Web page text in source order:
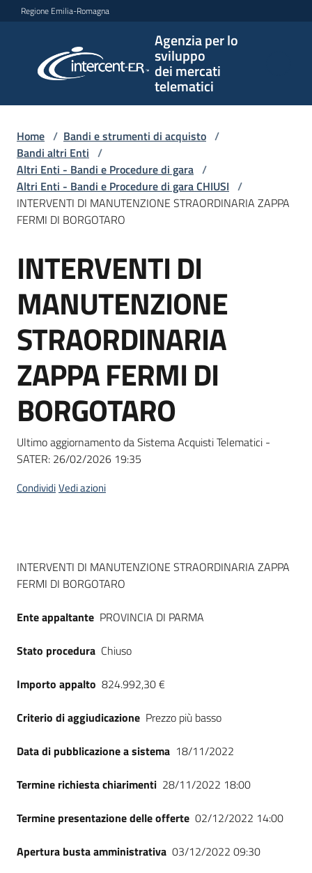
Vai al contenuto
Vai alla navigazione
Vai al footer
Regione Emilia-Romagna
Agenzia per lo
sviluppo
dei mercati
telematici
per lo
sviluppo
telematici
L'Agenzia
Bandi
di
Supporto
telematiche
site
su
Home / Bandi e strumenti di acquisto /
Bandi altri Enti /
Altri Enti - Bandi e Procedure di gara /
Altri Enti - Bandi e Procedure di gara CHIUSI /
INTERVENTI DI MANUTENZIONE STRAORDINARIA ZAPPA
FERMI DI BORGOTARO
Salta al contenuto
INTERVENTI DI
MANUTENZIONE
STRAORDINARIA
ZAPPA FERMI DI
BORGOTARO
Ultimo aggiornamento da Sistema Acquisti Telematici -
SATER: 26/02/2026 19:35
CondividiVedi azioni
Dati del bando
INTERVENTI DI MANUTENZIONE STRAORDINARIA ZAPPA
FERMI DI BORGOTARO
Ente appaltante PROVINCIA DI PARMA
Stato procedura Chiuso
Importo appalto 824.992,30 €
Criterio di aggiudicazione Prezzo più basso
Data di pubblicazione a sistema 18/11/2022
Termine richiesta chiarimenti 28/11/2022 18:00
Termine presentazione delle offerte 02/12/2022 14:00
Apertura busta amministrativa 03/12/2022 09:30